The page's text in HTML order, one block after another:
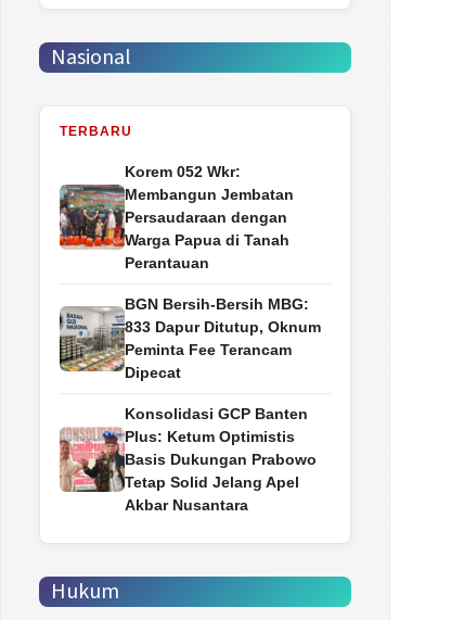
Nasional
TERBARU
Korem 052 Wkr:
Membangun Jembatan
Persaudaraan dengan
Warga Papua di Tanah
Perantauan
BGN Bersih-Bersih MBG:
833 Dapur Ditutup, Oknum
Peminta Fee Terancam
Dipecat
Konsolidasi GCP Banten
Plus: Ketum Optimistis
Basis Dukungan Prabowo
Tetap Solid Jelang Apel
Akbar Nusantara
Hukum